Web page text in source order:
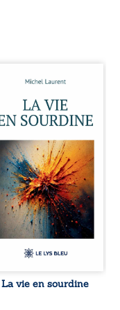
Nina et Pierre se
très jeunes,
presque par
hasard, et se sont
aimés simplement,
persuadés que la
présence de
l’autre suffirait. Ils
mènent une
existence
modeste, rythmée
par le travail, la
fatigue et les
de la mère de
vivent, fragilise un
équilibre déjà
La vie en sourdine